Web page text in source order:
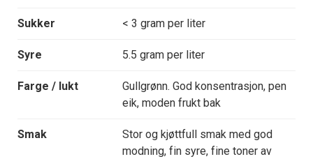
Sukker < 3 gram per liter
Syre 5.5 gram per liter
Farge / lukt
Gullgrønn. God konsentrasjon, pen
eik, moden frukt bak
Smak
Stor og kjøttfull smak med god
modning, fin syre, fine toner av